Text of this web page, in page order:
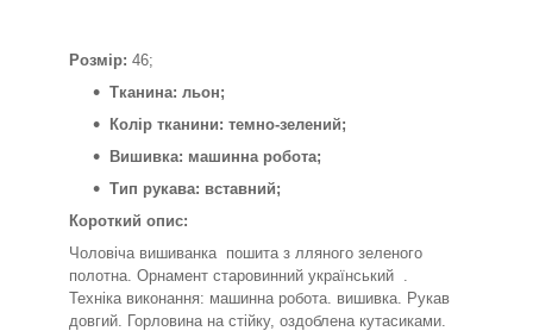
Розмір: 46;
Тканина: льон;
Колір тканини: темно-зелений;
Вишивка: машинна робота;
Тип рукава: вставний;
Короткий опис:
Чоловіча вишиванка пошита з лляного зеленого
полотна. Орнамент старовинний український .
Техніка виконання: машинна робота. вишивка. Рукав
довгий. Горловина на стійку, оздоблена кутасиками.